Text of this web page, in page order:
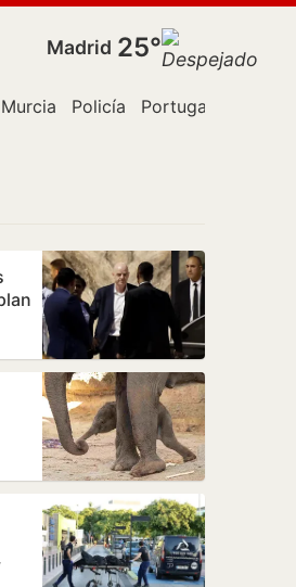
Madrid 25°
Murcia Policía Portugal